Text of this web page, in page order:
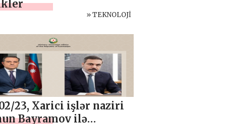
» TEKNOLOJİ
23, Xarici işlər naziri
Bayramov ilə